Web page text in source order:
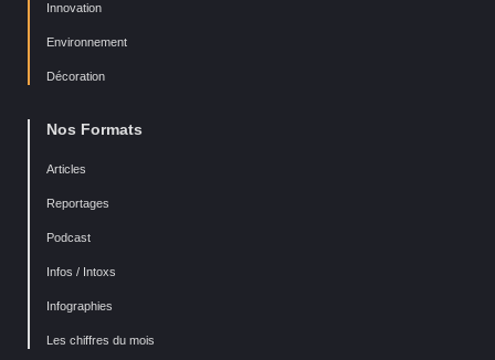
Innovation
Environnement
Décoration
Nos Formats
Articles
Reportages
Podcast
Infos / Intoxs
Infographies
Les chiffres du mois